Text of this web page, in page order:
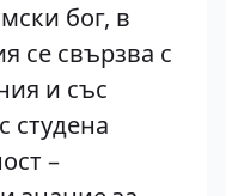
бог, в
се свързва с
и със
студена
–